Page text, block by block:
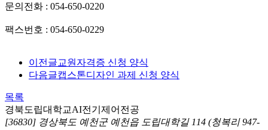
문의전화 : 054-650-0220
팩스번호 : 054-650-0229
이전글교원자격증 신청 양식
다음글캡스톤디자인 과제 신청 양식
목록
경북도립대학교AI전기제어전공
[36830] 경상북도 예천군 예천읍 도립대학길 114 (청복리 947-